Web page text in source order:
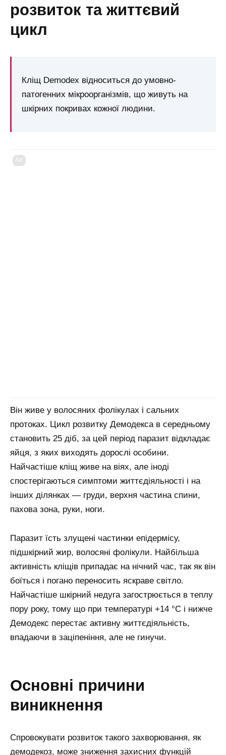
розвиток та життєвий
цикл
Кліщ Demodex відноситься до умовно-
патогенних мікроорганізмів, що живуть на
шкірних покривах кожної людини.
Ad
Він живе у волосяних фолікулах і сальних
протоках. Цикл розвитку Демодекса в середньому
становить 25 діб, за цей період паразит відкладає
яйця, з яких виходять дорослі особини.
Найчастіше кліщ живе на віях, але іноді
спостерігаються симптоми життєдіяльності і на
інших ділянках — груди, верхня частина спини,
пахова зона, руки, ноги.
Паразит їсть злущені частинки епідермісу,
підшкірний жир, волосяні фолікули. Найбільша
активність кліщів припадає на нічний час, так як він
боїться і погано переносить яскраве світло.
Найчастіше шкірний недуга загострюється в теплу
пору року, тому що при температурі +14 °C і нижче
Демодекс перестає активну життєдіяльність,
впадаючи в заціпеніння, але не гинучи.
основні причини
виникнення
Спровокувати розвиток такого захворювання, як
демодекоз, може зниження захисних функцій